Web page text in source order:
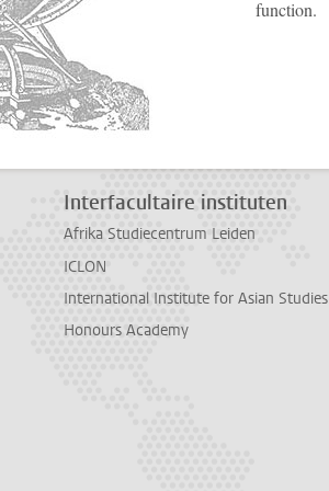
function.
Interfacultaire instituten
Afrika Studiecentrum Leiden
ICLON
International Institute for Asian Studies
Honours Academy